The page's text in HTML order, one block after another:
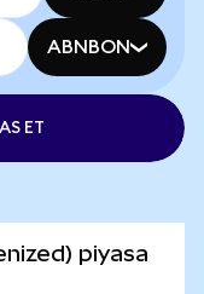
ABNBON
ET
piyasa